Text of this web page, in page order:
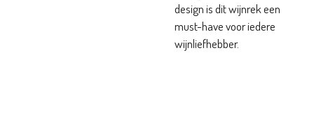
design is dit wijnrek een
must-have voor iedere
wijnliefhebber.